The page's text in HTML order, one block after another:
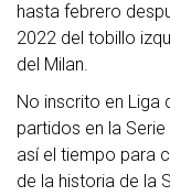
hasta febrero
2022 del tobillo
del Milan.
No inscrito en Liga
partidos en la
así el tiempo para
de la historia de la